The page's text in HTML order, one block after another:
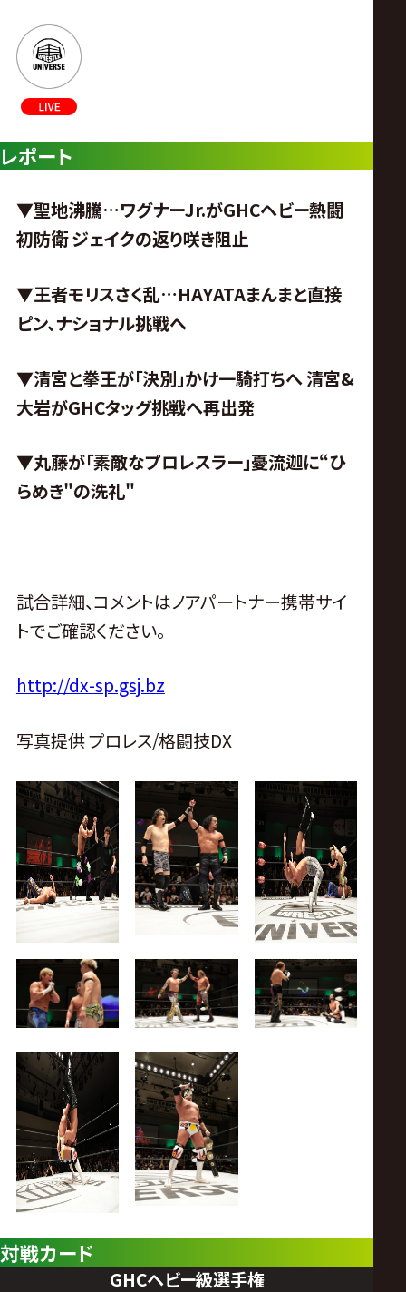
レポート
▼聖地沸騰…ワグナーJr.がGHCヘビー熱闘
初防衛 ジェイクの返り咲き阻止
▼王者モリスさく乱…HAYATAまんまと直接
ピン、ナショナル挑戦へ
▼清宮と拳王が「決別」かけ一騎打ちへ 清宮&
大岩がGHCタッグ挑戦へ再出発
▼丸藤が「素敵なプロレスラー」憂流迦に“ひ
らめき"の洗礼"
試合詳細、コメントはノアパートナー携帯サイ
トでご確認ください。
http://dx-sp.gsj.bz
写真提供 プロレス/格闘技DX
対戦カード
GHCヘビー級選手権